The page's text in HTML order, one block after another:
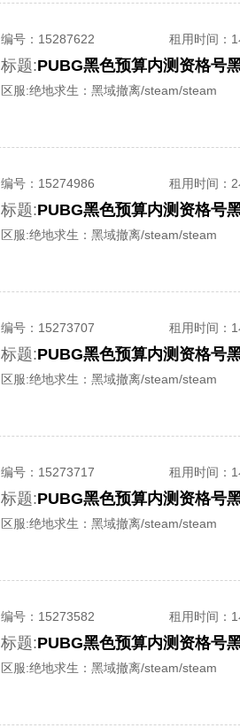
编号： 15287622 租用时间 ：
标题:PUBG黑色预算内测资格号
区服:绝地求生：黑域撤离/steam/steam
编号： 15274986 租用时间 ：
标题:PUBG黑色预算内测资格号
区服:绝地求生：黑域撤离/steam/steam
编号： 15273707 租用时间 ：
标题:PUBG黑色预算内测资格号
区服:绝地求生：黑域撤离/steam/steam
编号： 15273717 租用时间 ：
标题:PUBG黑色预算内测资格号
区服:绝地求生：黑域撤离/steam/steam
编号： 15273582 租用时间 ：
标题:PUBG黑色预算内测资格号
区服:绝地求生：黑域撤离/steam/steam